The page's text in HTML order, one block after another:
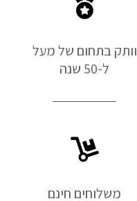
וותק בתחום של מעל
ל-50 שנה
משלוחים חינם